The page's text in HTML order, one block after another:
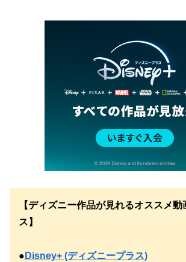
【ディズニー作品が見れるオススメ
ス】
● Disney+ (ディズニープラス)